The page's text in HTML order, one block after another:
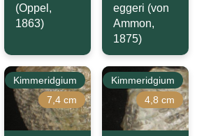
(Oppel,
1863)
eggeri (von
Ammon,
1875)
Kimmeridgium
7,4 cm
Kimmeridgium
4,8 cm